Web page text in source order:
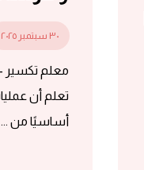
٣٠ سبتمبر ٢٠٢٥
معلم تكسير
تعلم أن
أساسيًا من ...